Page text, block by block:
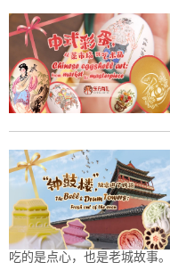
吃的是点心，也是老城故事。